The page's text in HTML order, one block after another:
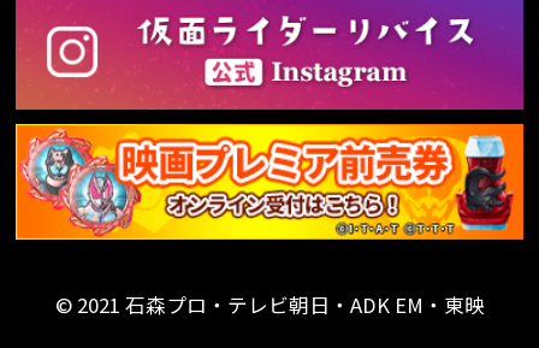
© 2021 石森プロ・テレビ朝日・ADK EM・東映